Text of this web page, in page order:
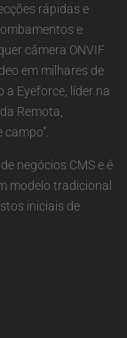
rápidas e
e
câmera ONVIF
em milhares de
a Eyeforce, líder na
Remota,
negócios CMS e é
modelo tradicional
iniciais de